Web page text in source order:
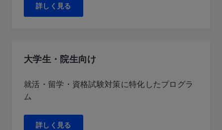
詳しく見る
大学生・院生向け
就活・留学・資格試験対策に特化したプログラ
ム
詳しく見る